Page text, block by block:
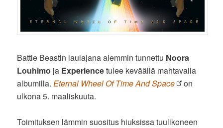
Battle Beastin laulajana aiemmin tunnettu Noora
Louhimo ja Experiencetulee keväällä mahtavalla
albumilla. Eternal Wheel Of Time And Space
on
ulkona 5. maaliskuuta.
Toimituksen lämmin suositus hiuksissa tuulikoneen